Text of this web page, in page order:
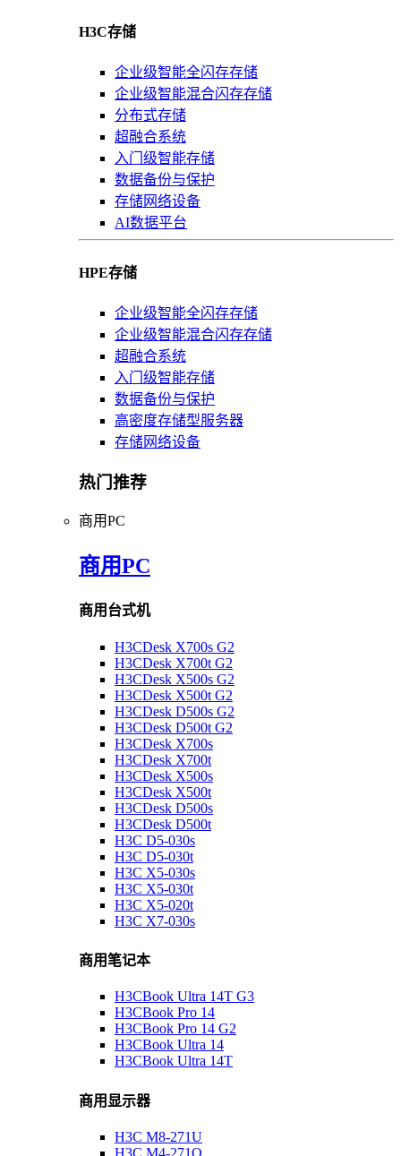
H3C存储
企业级智能全闪存存储
企业级智能混合闪存存储
分布式存储
超融合系统
入门级智能存储
数据备份与保护
存储网络设备
AI数据平台
HPE存储
企业级智能全闪存存储
企业级智能混合闪存存储
超融合系统
入门级智能存储
数据备份与保护
高密度存储型服务器
存储网络设备
热门推荐
商用PC
商用PC
商用台式机
H3CDesk X700s G2
H3CDesk X700t G2
H3CDesk X500s G2
H3CDesk X500t G2
H3CDesk D500s G2
H3CDesk D500t G2
H3CDesk X700s
H3CDesk X700t
H3CDesk X500s
H3CDesk X500t
H3CDesk D500s
H3CDesk D500t
H3C D5-030s
H3C D5-030t
H3C X5-030s
H3C X5-030t
H3C X5-020t
H3C X7-030s
商用笔记本
H3CBook Ultra 14T G3
H3CBook Pro 14
H3CBook Pro 14 G2
H3CBook Ultra 14
H3CBook Ultra 14T
商用显示器
H3C M8-271U
H3C M4-271Q